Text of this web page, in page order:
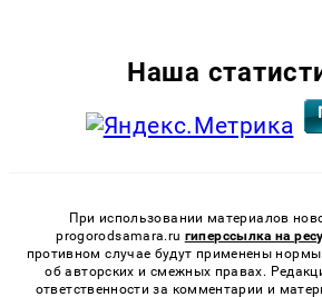
Наша
При использовании материалов
progorodsamara.ru гиперссылка на
противном случае будут применены
об авторских и смежных правах.
ответственности за комментарии и